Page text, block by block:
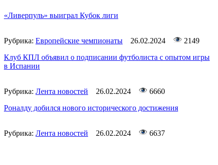
«Ливерпуль» выиграл Кубок лиги
Рубрика: Европейские чемпионаты 26.02.2024
2149
Клуб КПЛ объявил о подписании футболиста с опытом игры
в Испании
Рубрика: Лента новостей 26.02.2024
6660
Роналду добился нового исторического достижения
Рубрика: Лента новостей 26.02.2024 6637